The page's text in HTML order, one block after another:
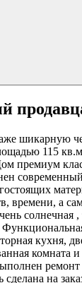
шикарную
115
премиум
времени, а
солнечная
кухня,
комната
ремонт
сделана на